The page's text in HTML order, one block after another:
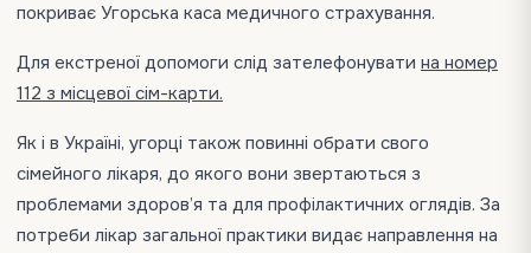
покриває Угорська каса медичного страхування.
Для екстреної допомоги слід зателефонувати на номер
112 з місцевої сім-карти.
Як і в Україні, угорці також повинні обрати свого
сімейного лікаря, до якого вони звертаються з
проблемами здоров’я та для профілактичних оглядів. За
потреби лікар загальної практики видає направлення на